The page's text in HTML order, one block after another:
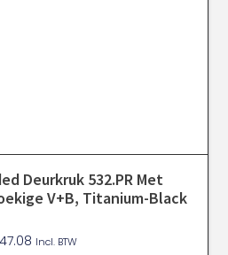
Deurkruk 532.PR Met
V+B, Titanium-Black
Incl. BTW